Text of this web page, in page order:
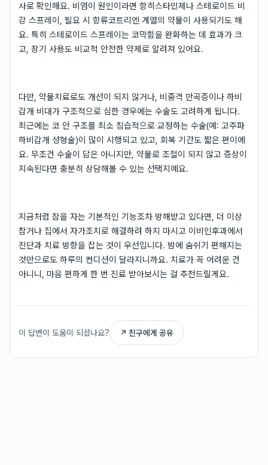
사로 확인해요. 비염이 원인이라면 항히스타민제나 스테로이드 비
강 스프레이, 필요 시 항류코트리엔 계열의 약물이 사용되기도 해
요. 특히 스테로이드 스프레이는 코막힘을 완화하는 데 효과가 크
고, 장기 사용도 비교적 안전한 약제로 알려져 있어요.
다만, 약물치료로도 개선이 되지 않거나, 비중격 만곡증이나 하비
갑개 비대가 구조적으로 심한 경우에는 수술도 고려하게 됩니다.
최근에는 코 안 구조를 최소 침습적으로 교정하는 수술(예: 고주파
하비갑개 성형술)이 많이 시행되고 있고, 회복 기간도 짧은 편이에
요. 무조건 수술이 답은 아니지만, 약물로 조절이 되지 않고 증상이
지속된다면 충분히 상담해볼 수 있는 선택지예요.
지금처럼 잠을 자는 기본적인 기능조차 방해받고 있다면, 더 이상
참거나 집에서 자가조치로 해결하려 하지 마시고 이비인후과에서
진단과 치료 방향을 잡는 것이 우선입니다. 밤에 숨쉬기 편해지는
것만으로도 하루의 컨디션이 달라지니까요. 치료가 꼭 어려운 건
아니니, 마음 편하게 한 번 진료 받아보시는 걸 추천드릴게요.
이 답변이 도움이 되셨나요? ↗ 친구에게 공유